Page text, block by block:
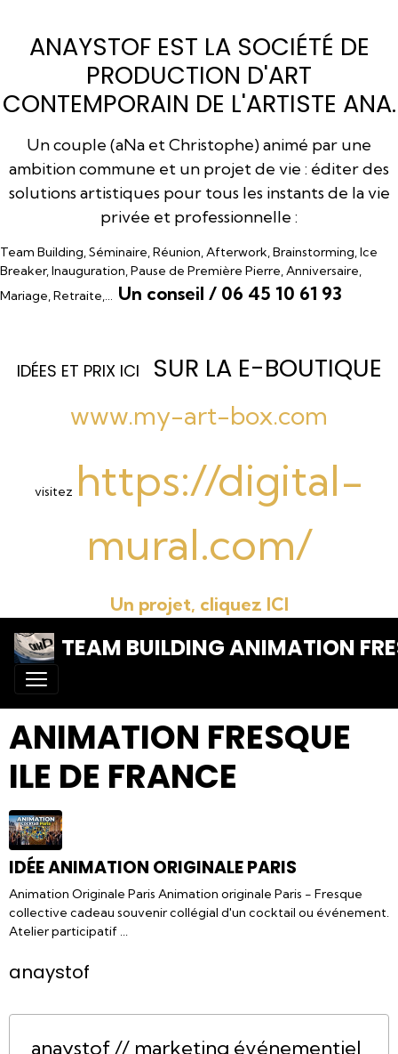
ANAYSTOF EST LA SOCIÉTÉ DE
PRODUCTION D'ART
CONTEMPORAIN DE L'ARTISTE ANA.
Un couple (aNa et Christophe) animé par une
ambition commune et un projet de vie : éditer des
solutions artistiques pour tous les instants de la vie
privée et professionnelle :
Team Building, Séminaire, Réunion, Afterwork, Brainstorming, Ice
Breaker, Inauguration, Pause de Première Pierre, Anniversaire,
Mariage, Retraite,… Un conseil / 06 45 10 61 93
IDÉES ET PRIX ICI SUR LA E-BOUTIQUE
www.my-art-box.com
visitez https://digital-
mural.com/
Un projet, cliquez ICI
TEAM BUILDING ANIMATION
ANIMATION FRESQUE
ILE DE FRANCE
IDÉE ANIMATION ORIGINALE PARIS
Animation Originale Paris Animation originale Paris - Fresque
collective cadeau souvenir collégial d'un cocktail ou événement.
Atelier participatif ...
anaystof
anaystof // marketing événementiel